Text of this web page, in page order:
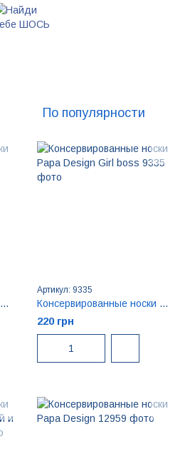
По популярности
Консервированные носки Papa Design For real man
Артикул: 9335
Консервированные носки Papa Design Girl boss
220 грн